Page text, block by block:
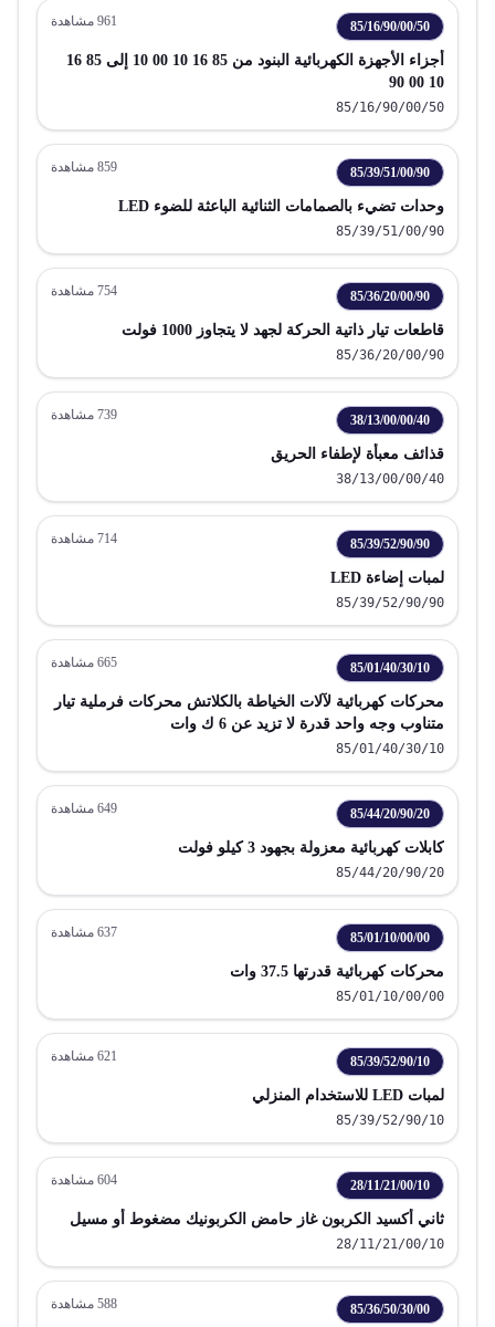
85/16/90/00/50
961 مشاهدة
أجزاء الأجهزة الكهربائية البنود من 85 16 10 00 10 إلى 85 16
10 00 90
85/16/90/00/50
85/39/51/00/90
859 مشاهدة
وحدات تضيء بالصمامات الثنائية الباعثة للضوء LED
85/39/51/00/90
85/36/20/00/90
754 مشاهدة
قاطعات تيار ذاتية الحركة لجهد لا يتجاوز 1000 فولت
85/36/20/00/90
38/13/00/00/40
739 مشاهدة
قذائف معبأة لإطفاء الحريق
38/13/00/00/40
85/39/52/90/90
714 مشاهدة
لمبات إضاءة LED
85/39/52/90/90
85/01/40/30/10
665 مشاهدة
محركات كهربائية لآلات الخياطة بالكلاتش محركات فرملية تيار
متناوب وجه واحد قدرة لا تزيد عن 6 ك وات
85/01/40/30/10
85/44/20/90/20
649 مشاهدة
كابلات كهربائية معزولة بجهود 3 كيلو فولت
85/44/20/90/20
85/01/10/00/00
637 مشاهدة
محركات كهربائية قدرتها 37.5 وات
85/01/10/00/00
85/39/52/90/10
621 مشاهدة
لمبات LED للاستخدام المنزلي
85/39/52/90/10
28/11/21/00/10
604 مشاهدة
ثاني أكسيد الكربون غاز حامض الكربونيك مضغوط أو مسيل
28/11/21/00/10
85/36/50/30/00
588 مشاهدة